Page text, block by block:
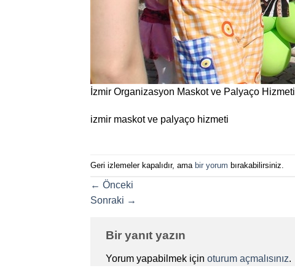
İzmir Organizasyon Maskot ve Palyaço Hizmeti
izmir maskot ve palyaço hizmeti
Geri izlemeler kapalıdır, ama bir yorum bırakabilirsiniz.
← Önceki
Sonraki →
Bir yanıt yazın
Yorum yapabilmek için oturum açmalısınız.